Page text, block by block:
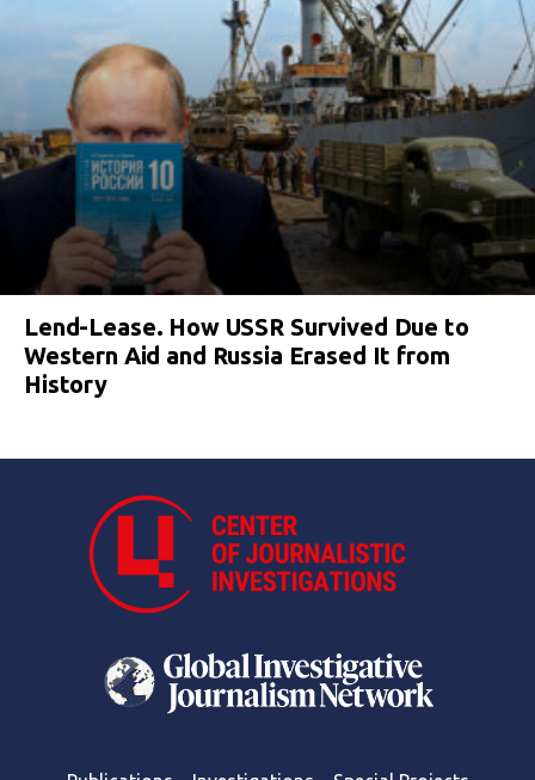
Lend-Lease. How USSR Survived Due to
Western Aid and Russia Erased It from
History